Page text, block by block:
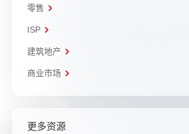
零售
ISP
建筑地产
商业市场
更多资源